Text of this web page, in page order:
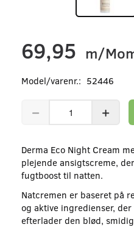
69,95 m/
Model/varenr.: 52446
Derma Eco Night Cream
plejende ansigtscreme,
fugtboost til natten.
Natcremen er baseret på
og aktive ingredienser,
efterlader den blød,